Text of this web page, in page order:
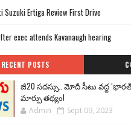
Suzuki Ertiga Review First Drive
exec attends Kavanaugh hearing
RECENT POSTS
జీ20 సదస్సు.. మోదీ సీటు వద్ద
మార్పు తథ్యం!
Admin Sept 09, 2023